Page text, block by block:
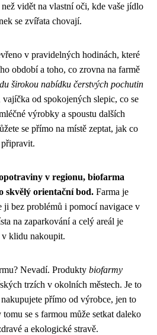
vidět na vlastní oči, kde vaše jídlo
se zvířata chovají.
v pravidelných hodinách, které
období a toho, co zrovna na farmě
širokou nabídku čerstvých pochutin
od spokojených slepic, co se
výrobky a spoustu dalších
se přímo na místě zeptat, jak co
v regionu, biofarma
skvělý orientační bod. Farma je
ji bez problémů i pomocí navigace v
na zaparkování a celý areál je
v klidu nakoupit.
Nevadí. Produkty biofarmy
trzích v okolních městech. Je to
přímo od výrobce, jen to
se s farmou může setkat daleko
a ekologické stravě.